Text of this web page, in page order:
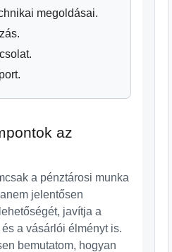
megoldásai.
az
a pénztárosi munka
jelentősen
javítja a
a vásárlói élményt is.
bemutatom, hogyan